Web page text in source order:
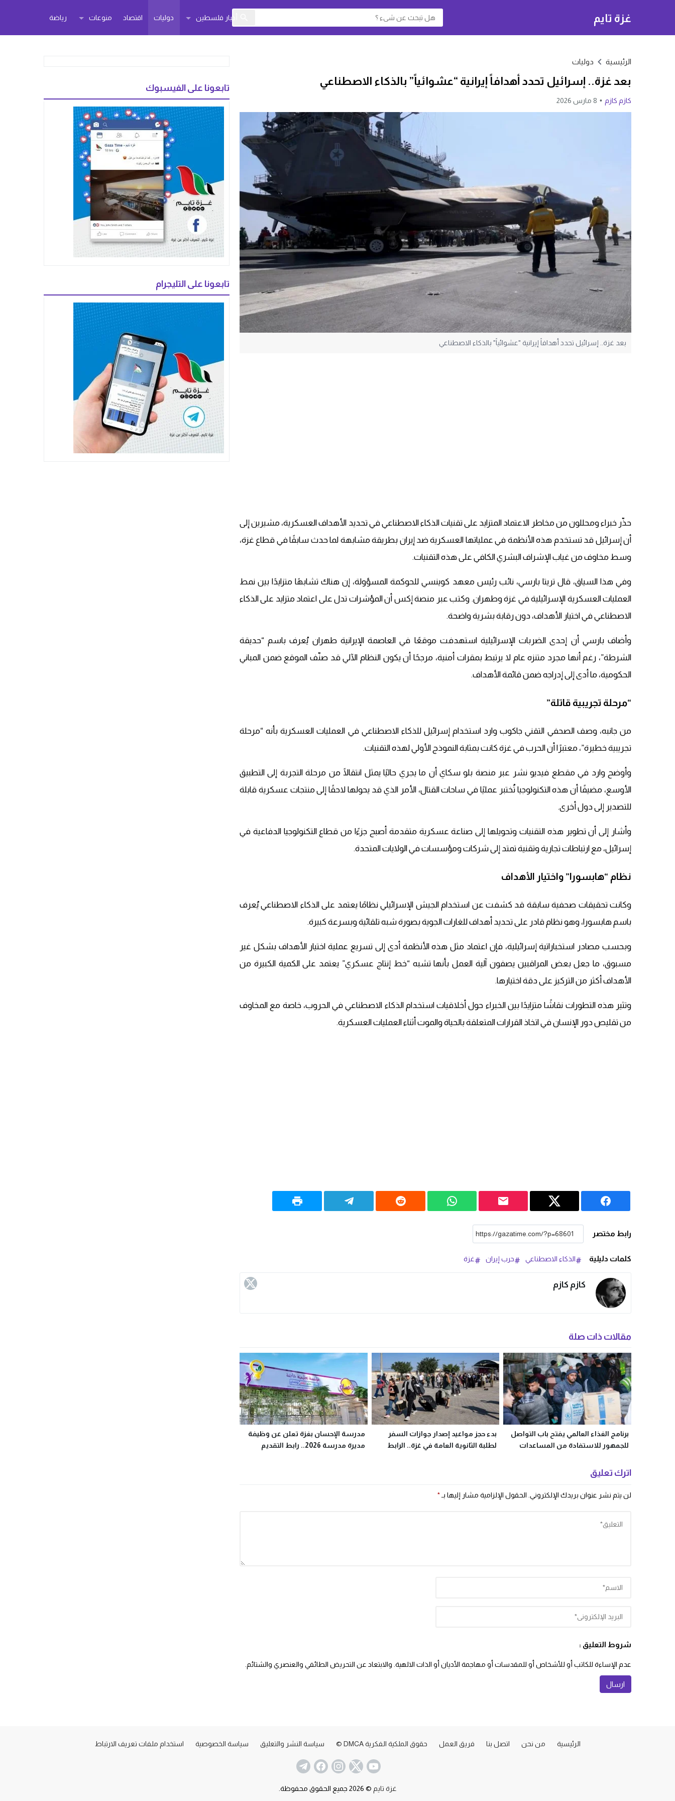
غزة تايم أخبار فلسطين دوليات اقتصاد منوعات رياضة
الرئيسية دوليات
بعد غزة.. إسرائيل تحدد أهدافاً إيرانية “عشوائياً” بالذكاء الاصطناعي
كازم كازم 8 مارس 2026
بعد غزة.. إسرائيل تحدد أهدافاً إيرانية "عشوائياً" بالذكاء الاصطناعي
حذّر خبراء ومحللون من مخاطر الاعتماد المتزايد على تقنيات الذكاء الاصطناعي في تحديد الأهداف العسكرية، مشيرين إلى
أن إسرائيل قد تستخدم هذه الأنظمة في عملياتها العسكرية ضد إيران بطريقة مشابهة لما حدث سابقًا في قطاع غزة،
وسط مخاوف من غياب الإشراف البشري الكافي على هذه التقنيات.
وفي هذا السياق، قال تريتا بارسي، نائب رئيس معهد كوينسي للحوكمة المسؤولة، إن هناك تشابهًا متزايدًا بين نمط
العمليات العسكرية الإسرائيلية في غزة وطهران. وكتب عبر منصة إكس أن المؤشرات تدل على اعتماد متزايد على الذكاء
الاصطناعي في اختيار الأهداف، دون رقابة بشرية واضحة.
وأضاف بارسي أن إحدى الضربات الإسرائيلية استهدفت موقعًا في العاصمة الإيرانية طهران يُعرف باسم “حديقة
الشرطة”، رغم أنها مجرد متنزه عام لا يرتبط بمقرات أمنية، مرجحًا أن يكون النظام الآلي قد صنّف الموقع ضمن المباني
الحكومية، ما أدى إلى إدراجه ضمن قائمة الأهداف.
“مرحلة تجريبية قاتلة”
من جانبه، وصف الصحفي التقني جاكوب وارد استخدام إسرائيل للذكاء الاصطناعي في العمليات العسكرية بأنه “مرحلة
تجريبية خطيرة”، معتبرًا أن الحرب في غزة كانت بمثابة النموذج الأولي لهذه التقنيات.
وأوضح وارد في مقطع فيديو نشر عبر منصة بلو سكاي أن ما يجري حاليًا يمثل انتقالًا من مرحلة التجربة إلى التطبيق
الأوسع، مضيفًا أن هذه التكنولوجيا تُختبر عمليًا في ساحات القتال، الأمر الذي قد يحولها لاحقًا إلى منتجات عسكرية قابلة
للتصدير إلى دول أخرى.
وأشار إلى أن تطوير هذه التقنيات وتحويلها إلى صناعة عسكرية متقدمة أصبح جزءًا من قطاع التكنولوجيا الدفاعية في
إسرائيل، مع ارتباطات تجارية وتقنية تمتد إلى شركات ومؤسسات في الولايات المتحدة.
نظام “هابسورا” واختيار الأهداف
وكانت تحقيقات صحفية سابقة قد كشفت عن استخدام الجيش الإسرائيلي نظامًا يعتمد على الذكاء الاصطناعي يُعرف
باسم هابسورا، وهو نظام قادر على تحديد أهداف للغارات الجوية بصورة شبه تلقائية وبسرعة كبيرة.
وبحسب مصادر استخباراتية إسرائيلية، فإن اعتماد مثل هذه الأنظمة أدى إلى تسريع عملية اختيار الأهداف بشكل غير
مسبوق، ما جعل بعض المراقبين يصفون آلية العمل بأنها تشبه “خط إنتاج عسكري” يعتمد على الكمية الكبيرة من
الأهداف أكثر من التركيز على دقة اختيارها.
وتثير هذه التطورات نقاشًا متزايدًا بين الخبراء حول أخلاقيات استخدام الذكاء الاصطناعي في الحروب، خاصة مع المخاوف
من تقليص دور الإنسان في اتخاذ القرارات المتعلقة بالحياة والموت أثناء العمليات العسكرية.
رابط مختصر
كلمات دليلية الذكاء الاصطناعي حرب إيران غزة
كازم كازم
مقالات ذات صلة
برنامج الغذاء العالمي يفتح باب التواصل
للجمهور للاستفادة من المساعدات
بدء حجز مواعيد إصدار جوازات السفر
لطلبة الثانوية العامة في غزة.. الرابط
مدرسة الإحسان بغزة تعلن عن وظيفة
مديرة مدرسة 2026.. رابط التقديم
اترك تعليق
لن يتم نشر عنوان بريدك الإلكتروني. الحقول الإلزامية مشار إليها بـ *
شروط التعليق :
عدم الإساءة للكاتب أو للأشخاص أو للمقدسات أو مهاجمة الأديان أو الذات الالهية. والابتعاد عن التحريض الطائفي والعنصري والشتائم.
تابعونا على الفيسبوك
تابعونا على التليجرام
الرئيسية من نحن اتصل بنا فريق العمل حقوق الملكية الفكرية DMCA © سياسة النشر والتعليق سياسة الخصوصية استخدام ملفات تعريف الارتباط
غزة تايم © 2026 جميع الحقوق محفوظة.